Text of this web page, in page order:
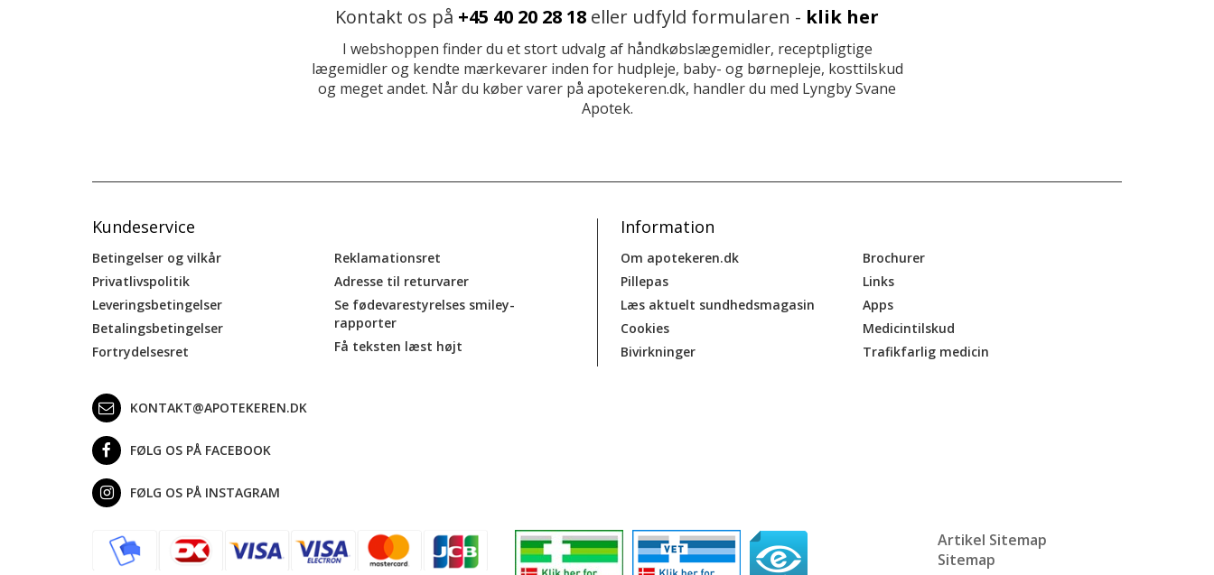
Kontakt os på +45 40 20 28 18 eller udfyld formularen - klik her
I webshoppen finder du et stort udvalg af håndkøbslægemidler, receptpligtige
lægemidler og kendte mærkevarer inden for hudpleje, baby- og børnepleje, kosttilskud
og meget andet. Når du køber varer på apotekeren.dk, handler du med Lyngby Svane
Apotek.
Kundeservice
Betingelser og vilkår
Privatlivspolitik
Leveringsbetingelser
Betalingsbetingelser
Fortrydelsesret
Reklamationsret
Adresse til returvarer
Se fødevarestyrelses smiley-
rapporter
Få teksten læst højt
Information
Om apotekeren.dk
Pillepas
Læs aktuelt sundhedsmagasin
Cookies
Bivirkninger
Brochurer
Links
Apps
Medicintilskud
Trafikfarlig medicin
KONTAKT@APOTEKEREN.DK
FØLG OS PÅ FACEBOOK
FØLG OS PÅ INSTAGRAM
Artikel Sitemap
Sitemap